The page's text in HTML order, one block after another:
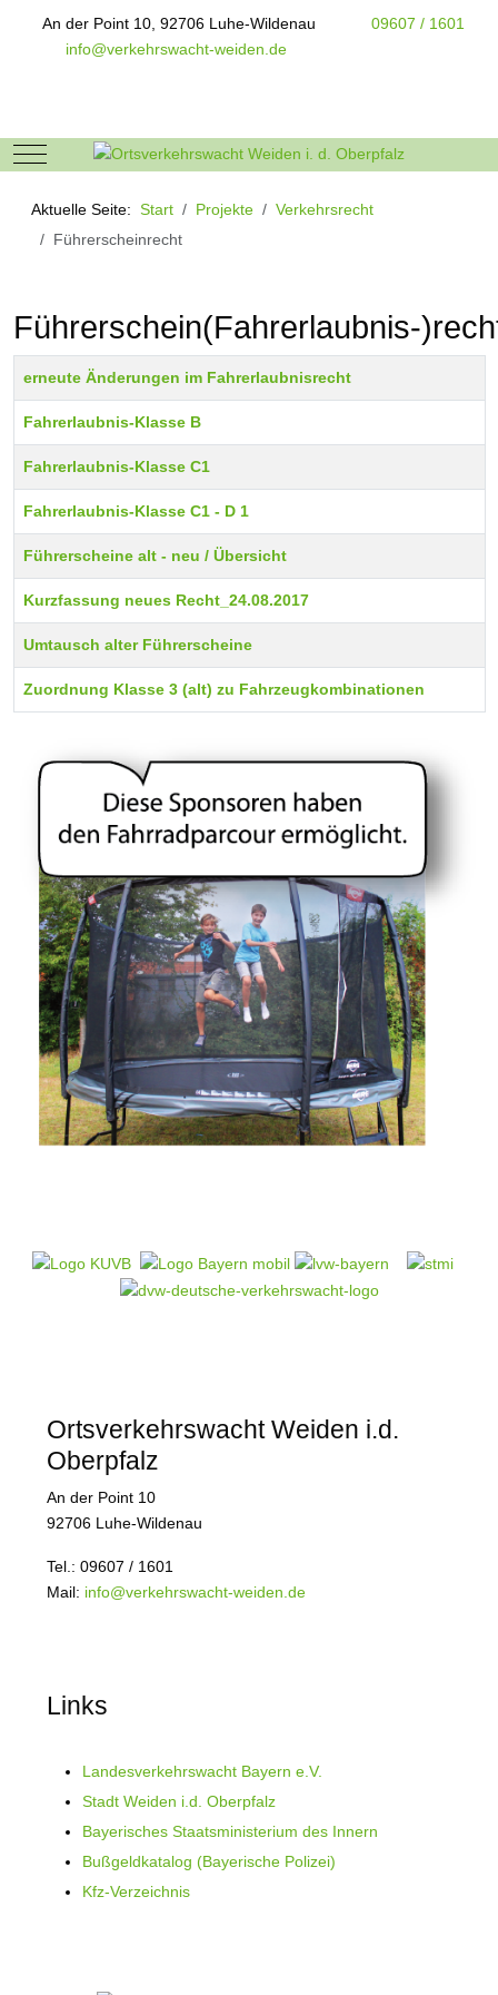
An der Point 10, 92706 Luhe-Wildenau
09607 / 1601
info@verkehrswacht-weiden.de
Mobile Menu Toggle
Aktuelle Seite: Start Projekte
Verkehrsrecht
Führerscheinrecht
Führerschein(Fahrerlaubnis-
Title
erneute Änderungen im Fahrerlaubnisrecht
Fahrerlaubnis-Klasse B
Fahrerlaubnis-Klasse C1
Fahrerlaubnis-Klasse C1 - D 1
Führerscheine alt - neu / Übersicht
Kurzfassung neues Recht_24.08.2017
Umtausch alter Führerscheine
Zuordnung Klasse 3 (alt) zu Fahrzeugkombinationen
Ortsverkehrswacht Weiden i.d.
Oberpfalz
An der Point 10
92706 Luhe-Wildenau
Tel.: 09607 / 1601
Mail: info@verkehrswacht-weiden.de
Links
Landesverkehrswacht Bayern e.V.
Stadt Weiden i.d. Oberpfalz
Bayerisches Staatsministerium des Innern
Bußgeldkatalog (Bayerische Polizei)
Kfz-Verzeichnis